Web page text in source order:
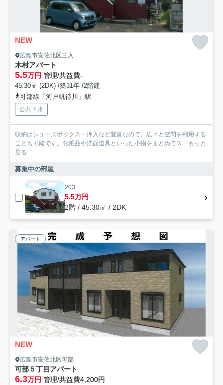
NEW
広島市安佐北区三入
木村アパート
5.5万円 管理/共益費-
45.30㎡ (2DK) /築31年 /2階建
可部線「河戸帆待川」駅
公共下水
収納はシューズボックス・押入など豊富なので、広々と空間を利用する
ことも可能です。化粧品や洗面道具といった小物をまとめてス... もっと
見る
募集中の部屋
203
5.5万円
2階 / 45.30㎡ / 2DK
アパート
NEW
広島市安佐北区可部
可部５丁目アパート
6.3万円 管理/共益費4,200円